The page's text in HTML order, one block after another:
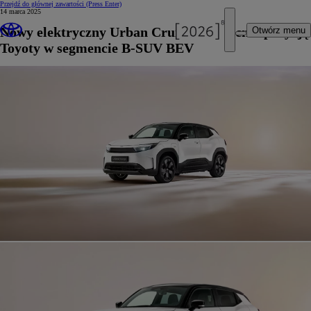
Przejdź do głównej zawartości (Press Enter)
Otwórz menu
14 marca 2025
Nowy elektryczny Urban Cruiser wzmacnia pozycję
Toyoty w segmencie B-SUV BEV